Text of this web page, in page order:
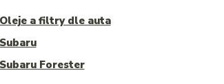
Oleje a filtry dle auta
Subaru
Subaru Forester